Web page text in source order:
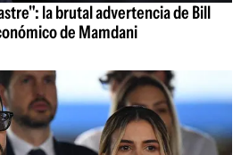
la brutal advertencia de Bill
de Mamdani